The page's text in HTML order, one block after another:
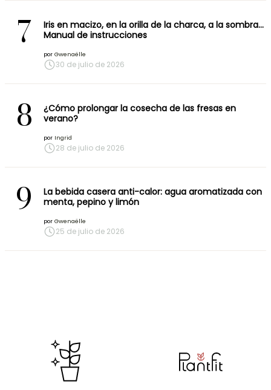
7
Iris en macizo, en la orilla de la charca, a la sombra…
Manual de instrucciones
por Gwenaëlle
30 de julio de 2026
8
¿Cómo prolongar la cosecha de las fresas en
verano?
por Ingrid
28 de julio de 2026
9
La bebida casera anti-calor: agua aromatizada con
menta, pepino y limón
por Gwenaëlle
25 de julio de 2026